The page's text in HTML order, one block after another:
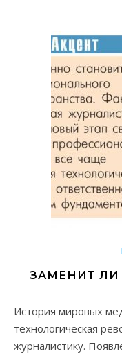
ЗАМЕНИТ ЛИ
История мировых медиа показывает, что каждая
технологическая
журналистику.